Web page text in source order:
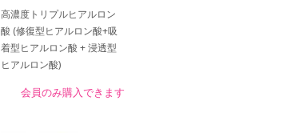
高濃度トリプルヒアルロン
酸 (修復型ヒアルロン酸+吸
着型ヒアルロン酸 + 浸透型
ヒアルロン酸)
会員のみ購入できます